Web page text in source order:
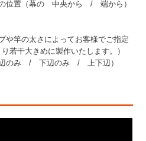
位置（幕の 中央から / 端から）
竿の太さによってお客様でご指定
若干大きめに製作いたします。）
のみ / 下辺のみ / 上下辺）